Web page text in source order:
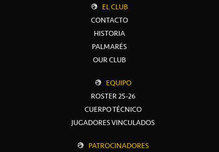
EL CLUB
CONTACTO
HISTORIA
PALMARÉS
OUR CLUB
EQUIPO
ROSTER 25-26
CUERPO TÉCNICO
JUGADORES VINCULADOS
PATROCINADORES